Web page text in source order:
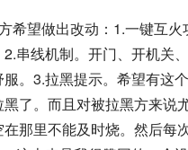
希望做出改动：1.一键互
串线机制。开门、开机关
。3.拉黑提示。希望有这
了。而且对被拉黑方来说
那里不能及时烧。然后每